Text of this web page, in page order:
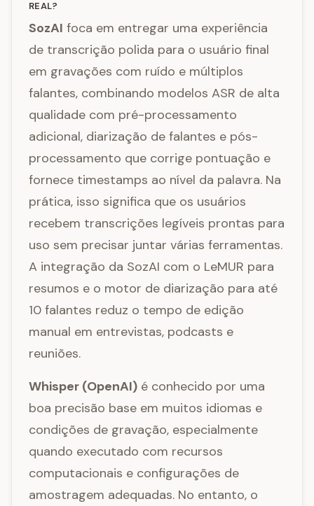
REAL?
SozAI foca em entregar uma experiência
de transcrição polida para o usuário final
em gravações com ruído e múltiplos
falantes, combinando modelos ASR de alta
qualidade com pré-processamento
adicional, diarização de falantes e pós-
processamento que corrige pontuação e
fornece timestamps ao nível da palavra. Na
prática, isso significa que os usuários
recebem transcrições legíveis prontas para
uso sem precisar juntar várias ferramentas.
A integração da SozAI com o LeMUR para
resumos e o motor de diarização para até
10 falantes reduz o tempo de edição
manual em entrevistas, podcasts e
reuniões.
Whisper (OpenAI) é conhecido por uma
boa precisão base em muitos idiomas e
condições de gravação, especialmente
quando executado com recursos
computacionais e configurações de
amostragem adequadas. No entanto, o